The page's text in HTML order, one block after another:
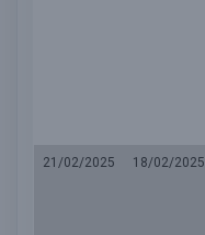
21/02/2025
18/02/2025